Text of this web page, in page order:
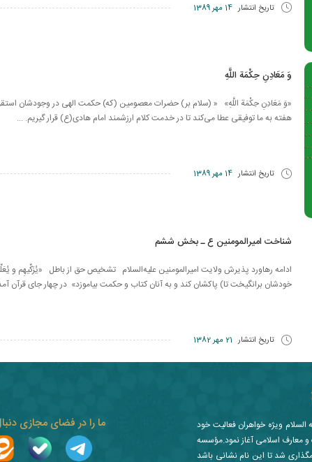
تاریخ انتشار 14 مهر 1389
وَ مَعَادِنِ حِكْمَة اللَّهِ
«وَ مَعَادِنِ حِكْمَة اللَّهِ» « (سلام بر) حضرات معصومین (که) حکمت الهی در وجودشان
هفته به ما توفیقی عطا می‌کند تا در خدمت کلام ارزشمند امام هادی(ع) قرار گیریم. ...
تاریخ انتشار 14 مهر 1389
شناخت امیرالمومنین ع ـ بخش ششم
ادامه رهاورد پذیرش ولایت امیرالمومنین علیه‌السلام تشخیص حق از باطل «يُزَكِّيهِم ‏و
خودشان برانگیخت تا) پاکشان کند و به آنان کتاب و حکمت بیاموزد» در چهار جای قرآن
تاریخ انتشار 21 مهر 1382
ما را در فضای مجازی
ویژه خواهران فعالیت خود
فرهنگ و معارف اسلامی آغاز نمود.مؤسسه
شد تا این نام نشانی باشد